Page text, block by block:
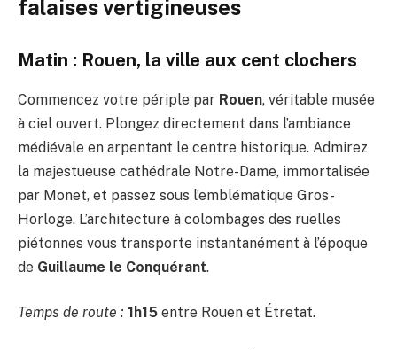
falaises vertigineuses
Matin : Rouen, la ville aux cent clochers
Commencez votre périple par Rouen, véritable musée
à ciel ouvert. Plongez directement dans l’ambiance
médiévale en arpentant le centre historique. Admirez
la majestueuse cathédrale Notre-Dame, immortalisée
par Monet, et passez sous l’emblématique Gros-
Horloge. L’architecture à colombages des ruelles
piétonnes vous transporte instantanément à l’époque
de Guillaume le Conquérant.
Temps de route : 1h15 entre Rouen et Étretat.